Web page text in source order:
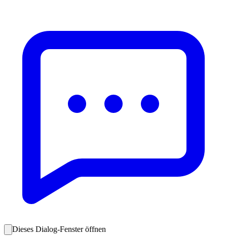
Dieses Dialog-Fenster öffnen